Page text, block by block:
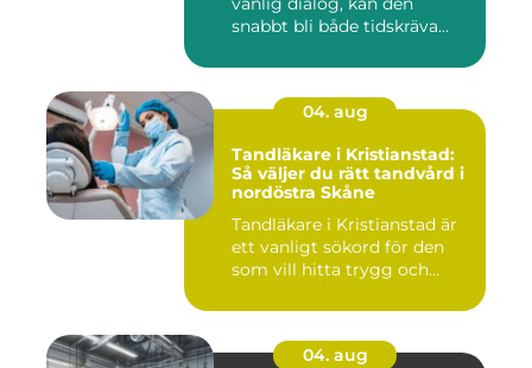
snabbt bli både tidskräva...
04. aug
Tandläkare i Kristianstad:
Så väljer du rätt tandvård i
nordöstra Skåne
Tandläkare i Kristianstad är
ett vanligt sökord för den
som vill hitta trygg och...
04. aug